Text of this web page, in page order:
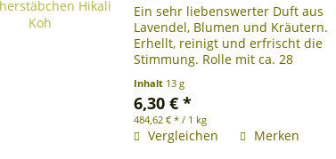
Ein sehr liebenswerter Duft aus
Lavendel, Blumen und Kräutern.
Erhellt, reinigt und erfrischt die
Stimmung. Rolle mit ca. 28
Länge der Räucherstäbchen 13
cm Brenndauer je
Räucherstäbchen ca. 25
Minuten...
Inhalt 13 g
6,30 € *
484,62 € * / 1 kg
Vergleichen Merken